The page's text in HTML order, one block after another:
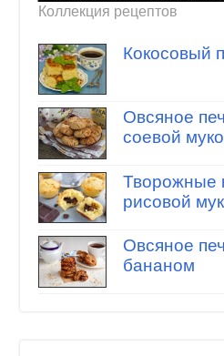
Коллекция рецептов
Кокосовый
Овсяное
соевой
Творожные
рисовой
Овсяное
бананом